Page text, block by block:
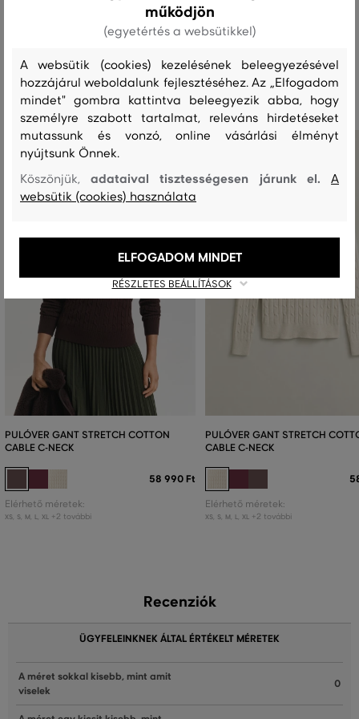
Ajánlott termékek
PULÓVER GANT STRETCH COTTON
CABLE C-NECK
58 990 Ft
Elérhető méretek:
XS S M L XL +2 további
PULÓVER GANT STRETCH
CABLE C-NECK
Elérhető méretek:
XS S M L XL +2 további
Recenziók
ÜGYFELEINKNEK ÁLTAL ÉRTÉKELT MÉRETEK
A méret sokkal kisebb, mint amit
viselek
0
működjön
(egyetértés a websütikkel)
A websütik (cookies) kezelésének beleegyezésével
hozzájárul weboldalunk fejlesztéséhez. Az „Elfogadom
mindet" gombra kattintva beleegyezik abba, hogy
személyre szabott tartalmat, releváns hirdetéseket
mutassunk és vonzó, online vásárlási élményt
nyújtsunk Önnek.
Köszönjük,adataival tisztességesen járunk el.A
websütik (cookies) használata
RÉSZLETES BEÁLLÍTÁSOK
ELFOGADOM MINDET